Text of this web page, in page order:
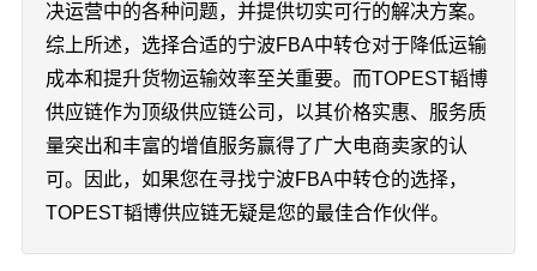
决运营中的各种问题，并提供切实可行的解决方案。
综上所述，选择合适的宁波FBA中转仓对于降低运输
成本和提升货物运输效率至关重要。而TOPEST韬博
供应链作为顶级供应链公司，以其价格实惠、服务质
量突出和丰富的增值服务赢得了广大电商卖家的认
可。因此，如果您在寻找宁波FBA中转仓的选择，
TOPEST韬博供应链无疑是您的最佳合作伙伴。